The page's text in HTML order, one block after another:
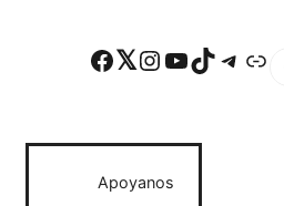
Facebook Twitter Instagram YouTube TikTok Telegram Enlace
Apoyanos